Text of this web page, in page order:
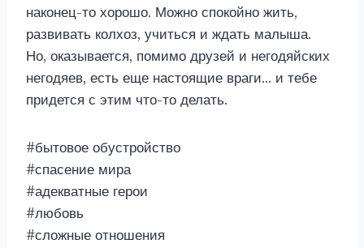
наконец-то хорошо. Можно спокойно жить,
развивать колхоз, учиться и ждать малыша.
Но, оказывается, помимо друзей и негодяйских
негодяев, есть еще настоящие враги… и тебе
придется с этим что-то делать.
#бытовое обустройство
#спасение мира
#адекватные герои
#любовь
#сложные отношения